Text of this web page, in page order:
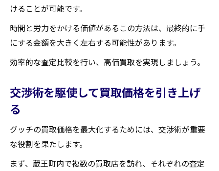
けることが可能です。
時間と労力をかける価値があるこの方法は、最終的に手
にする金額を大きく左右する可能性があります。
効率的な査定比較を行い、高価買取を実現しましょう。
交渉術を駆使して買取価格を引き上げ
る
グッチの買取価格を最大化するためには、交渉術が重要
な役割を果たします。
まず、蔵王町内で複数の買取店を訪れ、それぞれの査定